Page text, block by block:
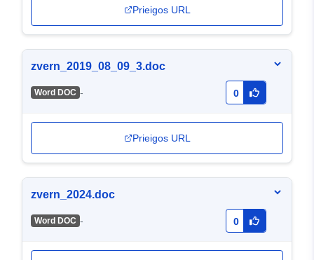
Prieigos URL
zvern_2019_08_09_3.doc
Word DOC - 0
Prieigos URL
zvern_2024.doc
Word DOC - 0